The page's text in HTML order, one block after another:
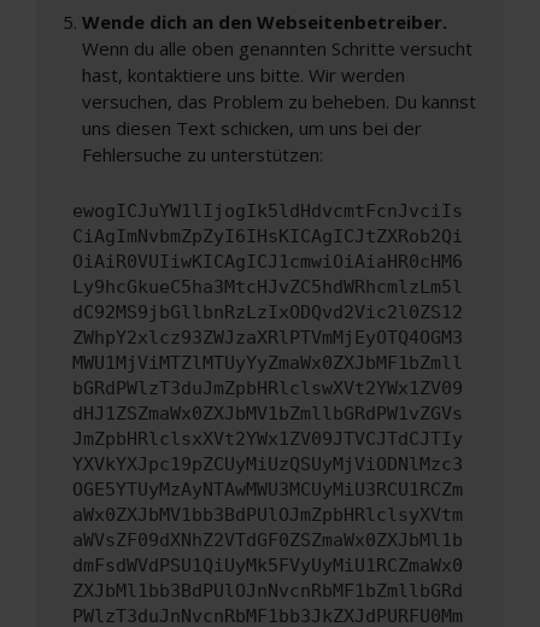
Wende dich an den Webseitenbetreiber.
Wenn du alle oben genannten Schritte versucht
hast, kontaktiere uns bitte. Wir werden
versuchen, das Problem zu beheben. Du kannst
uns diesen Text schicken, um uns bei der
Fehlersuche zu unterstützen:
ewogICJuYW1lIjogIk5ldHdvcmtFcnJvciIs
CiAgImNvbmZpZyI6IHsKICAgICJtZXRob2Qi
OiAiR0VUIiwKICAgICJ1cmwiOiAiaHR0cHM6
Ly9hcGkueC5ha3MtcHJvZC5hdWRhcmlzLm5l
dC92MS9jbGllbnRzLzIxODQvd2Vic2l0ZS12
ZWhpY2xlcz93ZWJzaXRlPTVmMjEyOTQ4OGM3
MWU1MjViMTZlMTUyYyZmaWx0ZXJbMF1bZmll
bGRdPWlzT3duJmZpbHRlclswXVt2YWx1ZV09
dHJ1ZSZmaWx0ZXJbMV1bZmllbGRdPW1vZGVs
JmZpbHRlclsxXVt2YWx1ZV09JTVCJTdCJTIy
YXVkYXJpc19pZCUyMiUzQSUyMjViODNlMzc3
OGE5YTUyMzAyNTAwMWU3MCUyMiU3RCU1RCZm
aWx0ZXJbMV1bb3BdPUlOJmZpbHRlclsyXVtm
aWVsZF09dXNhZ2VTdGF0ZSZmaWx0ZXJbMl1b
dmFsdWVdPSU1QiUyMk5FVyUyMiU1RCZmaWx0
ZXJbMl1bb3BdPUlOJnNvcnRbMF1bZmllbGRd
PWlzT3duJnNvcnRbMF1bb3JkZXJdPURFU0Mm